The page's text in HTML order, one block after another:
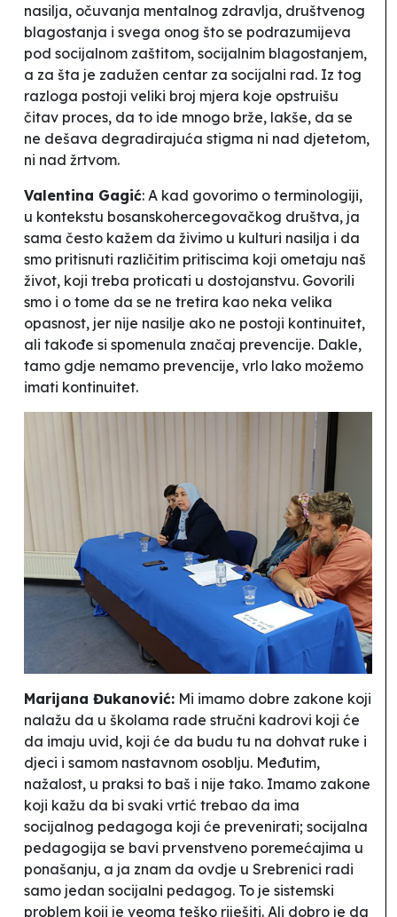
nasilja, očuvanja mentalnog zdravlja, društvenog
blagostanja i svega onog što se podrazumijeva
pod socijalnom zaštitom, socijalnim blagostanjem,
a za šta je zadužen centar za socijalni rad. Iz tog
razloga postoji veliki broj mjera koje opstruišu
čitav proces, da to ide mnogo brže, lakše, da se
ne dešava degradirajuća stigma ni nad djetetom,
ni nad žrtvom.
Valentina Gagić: A kad govorimo o terminologiji,
u kontekstu bosanskohercegovačkog društva, ja
sama često kažem da živimo u kulturi nasilja i da
smo pritisnuti različitim pritiscima koji ometaju naš
život, koji treba proticati u dostojanstvu. Govorili
smo i o tome da se ne tretira kao neka velika
opasnost, jer nije nasilje ako ne postoji kontinuitet,
ali takođe si spomenula značaj prevencije. Dakle,
tamo gdje nemamo prevencije, vrlo lako možemo
imati kontinuitet.
Marijana Đukanović: Mi imamo dobre zakone koji
nalažu da u školama rade stručni kadrovi koji će
da imaju uvid, koji će da budu tu na dohvat ruke i
djeci i samom nastavnom osoblju. Međutim,
nažalost, u praksi to baš i nije tako. Imamo zakone
koji kažu da bi svaki vrtić trebao da ima
socijalnog pedagoga koji će prevenirati; socijalna
pedagogija se bavi prvenstveno poremećajima u
ponašanju, a ja znam da ovdje u Srebrenici radi
samo jedan socijalni pedagog. To je sistemski
problem koji je veoma teško riješiti. Ali dobro je da